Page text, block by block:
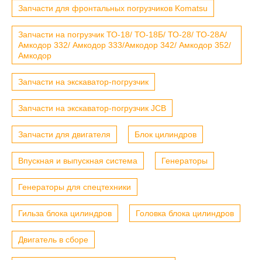
Запчасти для фронтальных погрузчиков Komatsu
Запчасти на погрузчик ТО-18/ ТО-18Б/ ТО-28/ ТО-28А/
Амкодор 332/ Амкодор 333/Амкодор 342/ Амкодор 352/
Амкодор
Запчасти на экскаватор-погрузчик
Запчасти на экскаватор-погрузчик JCB
Запчасти для двигателя Блок цилиндров
Впускная и выпускная система Генераторы
Генераторы для спецтехники
Гильза блока цилиндров Головка блока цилиндров
Двигатель в сборе